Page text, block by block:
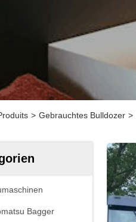
> Gebrauchtes Bulldozer >
Bagger